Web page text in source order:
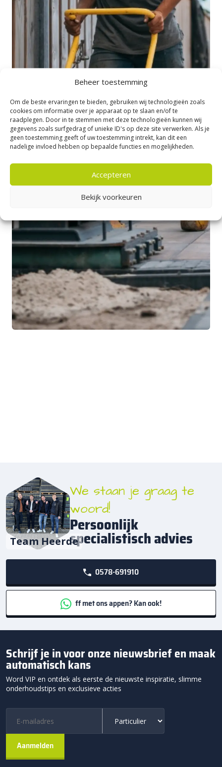
Beheer toestemming
Om de beste ervaringen te bieden, gebruiken wij technologieën zoals
cookies om informatie over je apparaat op te slaan en/of te
raadplegen. Door in te stemmen met deze technologieën kunnen wij
gegevens zoals surfgedrag of unieke ID's op deze site verwerken. Als je
geen toestemming geeft of uw toestemming intrekt, kan dit een
nadelige invloed hebben op bepaalde functies en mogelijkheden.
Accepteren
Bekijk voorkeuren
Team Heerde
We staan je graag te
woord!
Persoonlijk
specialistisch advies
0578-691910
ff met ons appen? Kan ook!
Schrijf je in voor onze nieuwsbrief en maak
automatisch kans
Word VIP en ontdek als eerste de nieuwste inspiratie, slimme
onderhoudstips en exclusieve acties